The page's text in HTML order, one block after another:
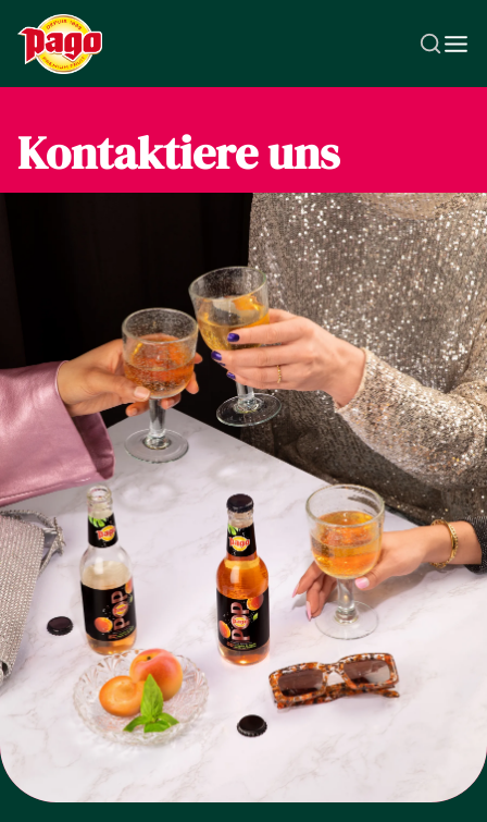
Zum Inhalt springen
Kontaktiere uns